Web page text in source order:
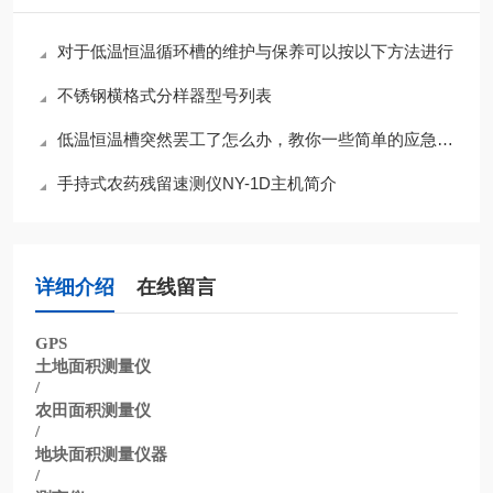
对于低温恒温循环槽的维护与保养可以按以下方法进行
不锈钢横格式分样器型号列表
低温恒温槽突然罢工了怎么办，教你一些简单的应急小知识
手持式农药残留速测仪NY-1D主机简介
详细介绍 在线留言
GPS
土地面积测量仪
/
农田面积测量仪
/
地块面积测量仪器
/